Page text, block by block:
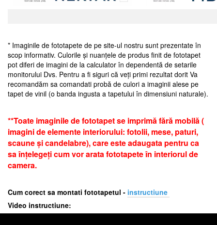
* Imaginile de fototapete de pe site-ul nostru sunt prezentate în
scop informativ. Culorile și nuanțele de produs finit de fototapet
pot diferi de imagini de la calculator în dependentă de setarile
monitorului Dvs. Pentru a fi siguri că veți primi rezultat dorit Va
recomandăm sa comandati probă de culori a imaginii alese pe
tapet de vinil (o banda ingusta a tapetului în dimensiuni naturale).
**Toate imaginile de fototapet se imprimă fără mobilă (
imagini de elemente interiorului: fotolii, mese, paturi,
scaune și candelabre), care este adaugata pentru ca
sa înțelegeți cum vor arata fototapete în interiorul de
camera.
Cum corect sa montati fototapetul - instructiune
Video instructiune: